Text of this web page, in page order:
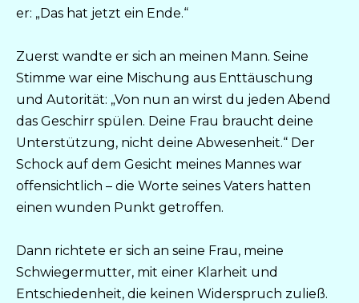
er: „Das hat jetzt ein Ende.“
Zuerst wandte er sich an meinen Mann. Seine
Stimme war eine Mischung aus Enttäuschung
und Autorität: „Von nun an wirst du jeden Abend
das Geschirr spülen. Deine Frau braucht deine
Unterstützung, nicht deine Abwesenheit.“ Der
Schock auf dem Gesicht meines Mannes war
offensichtlich – die Worte seines Vaters hatten
einen wunden Punkt getroffen.
Dann richtete er sich an seine Frau, meine
Schwiegermutter, mit einer Klarheit und
Entschiedenheit, die keinen Widerspruch zuließ.